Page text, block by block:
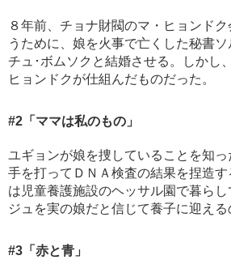
８年前、チョナ財閥のマ・ヒョンド
うために、娘を火事で亡くした秘書
チュ･ボムソクと結婚させる。しかし
ヒョンドクが仕組んだものだった。
#2 「ママは私のもの」
ユギョンが娘を捜していることを知
手を打ってＤＮＡ検査の結果を捏造
は児童養護施設のヘッサル園で暮ら
ジュを実の娘だと信じて養子に迎える
#3 「赤と青」